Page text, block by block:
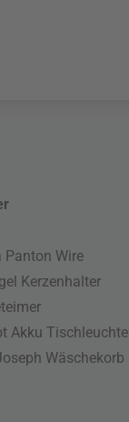
Panton Wire
Kerzenhalter
Akku Tischleuchte
Wäschekorb